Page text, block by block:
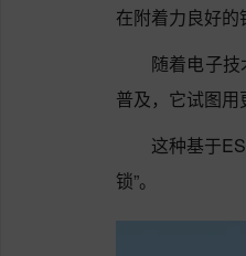
在附着力良好
随着电子
普及，它试图用
这种基于
锁”。